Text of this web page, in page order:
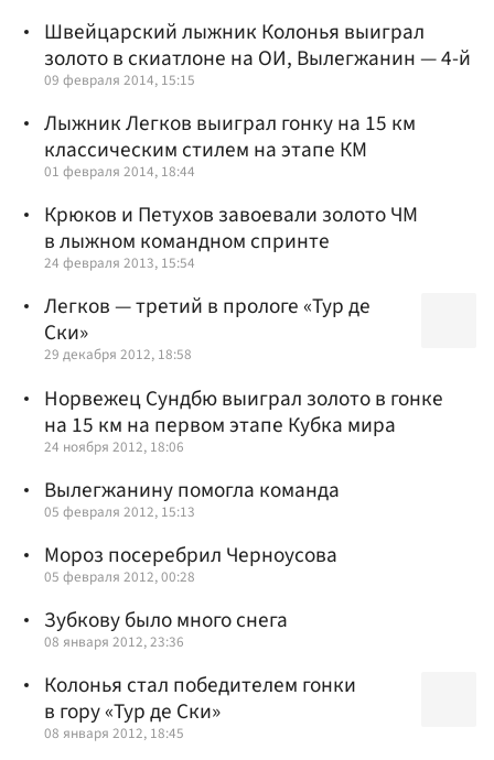
Швейцарский лыжник Колонья выиграл
золото в скиатлоне на ОИ, Вылегжанин — 4-й
09 февраля 2014, 15:15
Лыжник Легков выиграл гонку на 15 км
классическим стилем на этапе КМ
01 февраля 2014, 18:44
Крюков и Петухов завоевали золото ЧМ
в лыжном командном спринте
24 февраля 2013, 15:54
Легков — третий в прологе «Тур де
Ски»
29 декабря 2012, 18:58
Норвежец Сундбю выиграл золото в гонке
на 15 км на первом этапе Кубка мира
24 ноября 2012, 18:06
Вылегжанину помогла команда
05 февраля 2012, 15:13
Мороз посеребрил Черноусова
05 февраля 2012, 00:28
Зубкову было много снега
08 января 2012, 23:36
Колонья стал победителем гонки
в гору «Тур де Ски»
08 января 2012, 18:45